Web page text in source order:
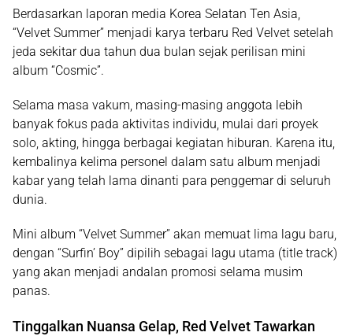
Berdasarkan laporan media Korea Selatan Ten Asia,
“Velvet Summer” menjadi karya terbaru Red Velvet setelah
jeda sekitar dua tahun dua bulan sejak perilisan mini
album “Cosmic”.
Selama masa vakum, masing-masing anggota lebih
banyak fokus pada aktivitas individu, mulai dari proyek
solo, akting, hingga berbagai kegiatan hiburan. Karena itu,
kembalinya kelima personel dalam satu album menjadi
kabar yang telah lama dinanti para penggemar di seluruh
dunia.
Mini album “Velvet Summer” akan memuat lima lagu baru,
dengan “Surfin’ Boy” dipilih sebagai lagu utama (title track)
yang akan menjadi andalan promosi selama musim
panas.
Tinggalkan Nuansa Gelap, Red Velvet Tawarkan